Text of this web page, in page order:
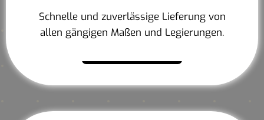
Schnelle und zuverlässige Lieferung von
allen gängigen Maßen und Legierungen.